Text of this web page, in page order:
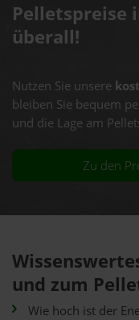
Pelletspreise
überall!
Nutzen Sie unsere
bleiben Sie bequem
und die Lage am
Zu den
und zum
Wie hoch ist der